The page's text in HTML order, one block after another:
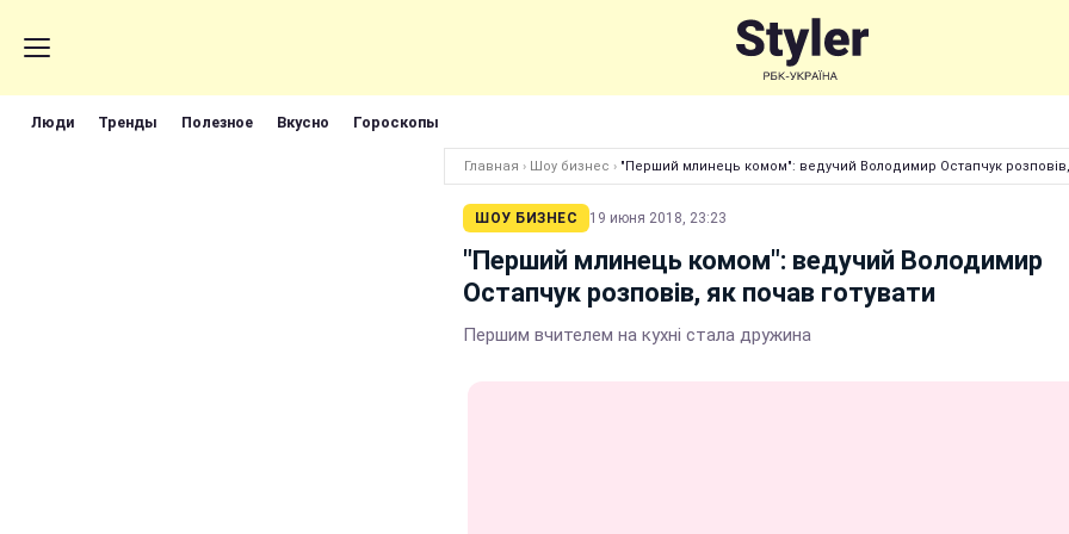
Люди Тренды Полезное Вкусно Гороскопы
Главная › Шоу бизнес › "Перший млинець комом": ведучий Володимир Остапчук розповів,
ШОУ БИЗНЕС 19 июня 2018, 23:23
"Перший млинець комом": ведучий Володимир
Остапчук розповів, як почав готувати
Першим вчителем на кухні стала дружина